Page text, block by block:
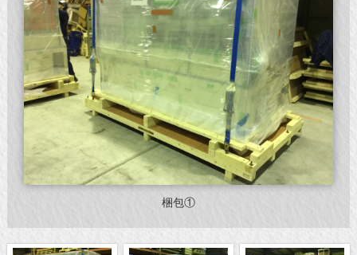
梱包①